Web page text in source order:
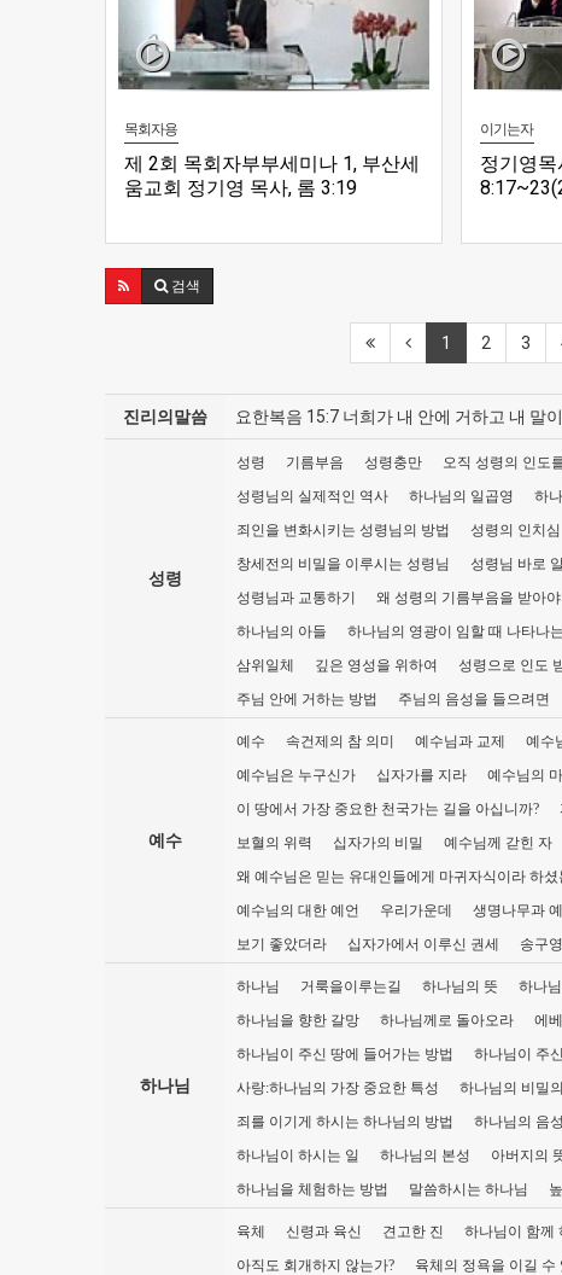
목회자용
제 2회 목회자부부세미나 1, 부산세
움교회 정기영 목사, 롬 3:19
이기는자
정기영목
검색
1 2 3
진리의말씀 요한복음 15:7 너희가 내 안에 거하고 내 말
성령
성령 기름부음 성령충만 오직 성령의 인도
성령님의 실제적인 역사
하나님의 일곱영 하
죄인을 변화시키는 성령님의 방법
성령의 인치심
창세전의 비밀을 이루시는 성령님
성령님 바로
성령님과 교통하기
왜 성령의 기름부음을 받아
하나님의 아들
하나님의 영광이 임할 때 나타나
삼위일체
깊은 영성을 위하여 성령으로 인도
주님 안에 거하는 방법
주님의 음성을 들으려면
예수
예수 속건제의 참 의미 예수님과 교제 예수
예수님은 누구신가
십자가를 지라 예수님의
이 땅에서 가장 중요한 천국가는 길을 아십니까?
보혈의 위력
십자가의 비밀 예수님께 갇힌 자
왜 예수님은 믿는 유대인들에게 마귀자식이라 하셨
예수님의 대한 예언
우리가운데 생명나무과
보기 좋았더라
십자가에서 이루신 권세 송구
하나님
하나님 거룩을이루는길 하나님의 뜻 하나
하나님을 향한 갈망
하나님께로 돌아오라 에
하나님이 주신 땅에 들어가는 방법
하나님이 주
사랑:하나님의 가장 중요한 특성
하나님의 비밀
죄를 이기게 하시는 하나님의 방법
하나님의 음
하나님이 하시는 일
하나님의 본성 아버지의
하나님을 체험하는 방법
말씀하시는 하나님
육체 신령과 육신 견고한 진 하나님이 함께
아직도 회개하지 않는가?
육체의 정욕을 이길 수